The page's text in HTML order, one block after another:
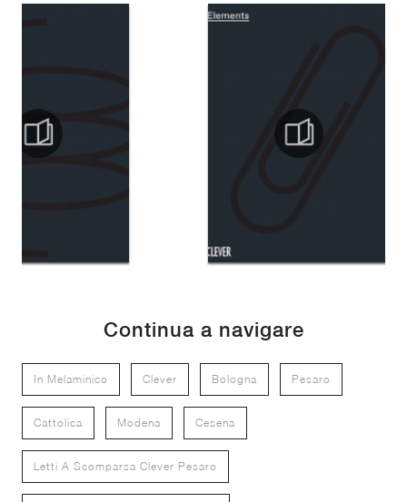
Continua a navigare
In Melaminico Clever Bologna Pesaro
Cattolica Modena Cesena
Letti A Scomparsa Clever Pesaro